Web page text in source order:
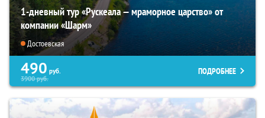
1-дневный тур «Рускеала — мраморное царство» от
компании «Шарм»
Достоевская
490 руб.
3900руб.
ПОДРОБНЕЕ